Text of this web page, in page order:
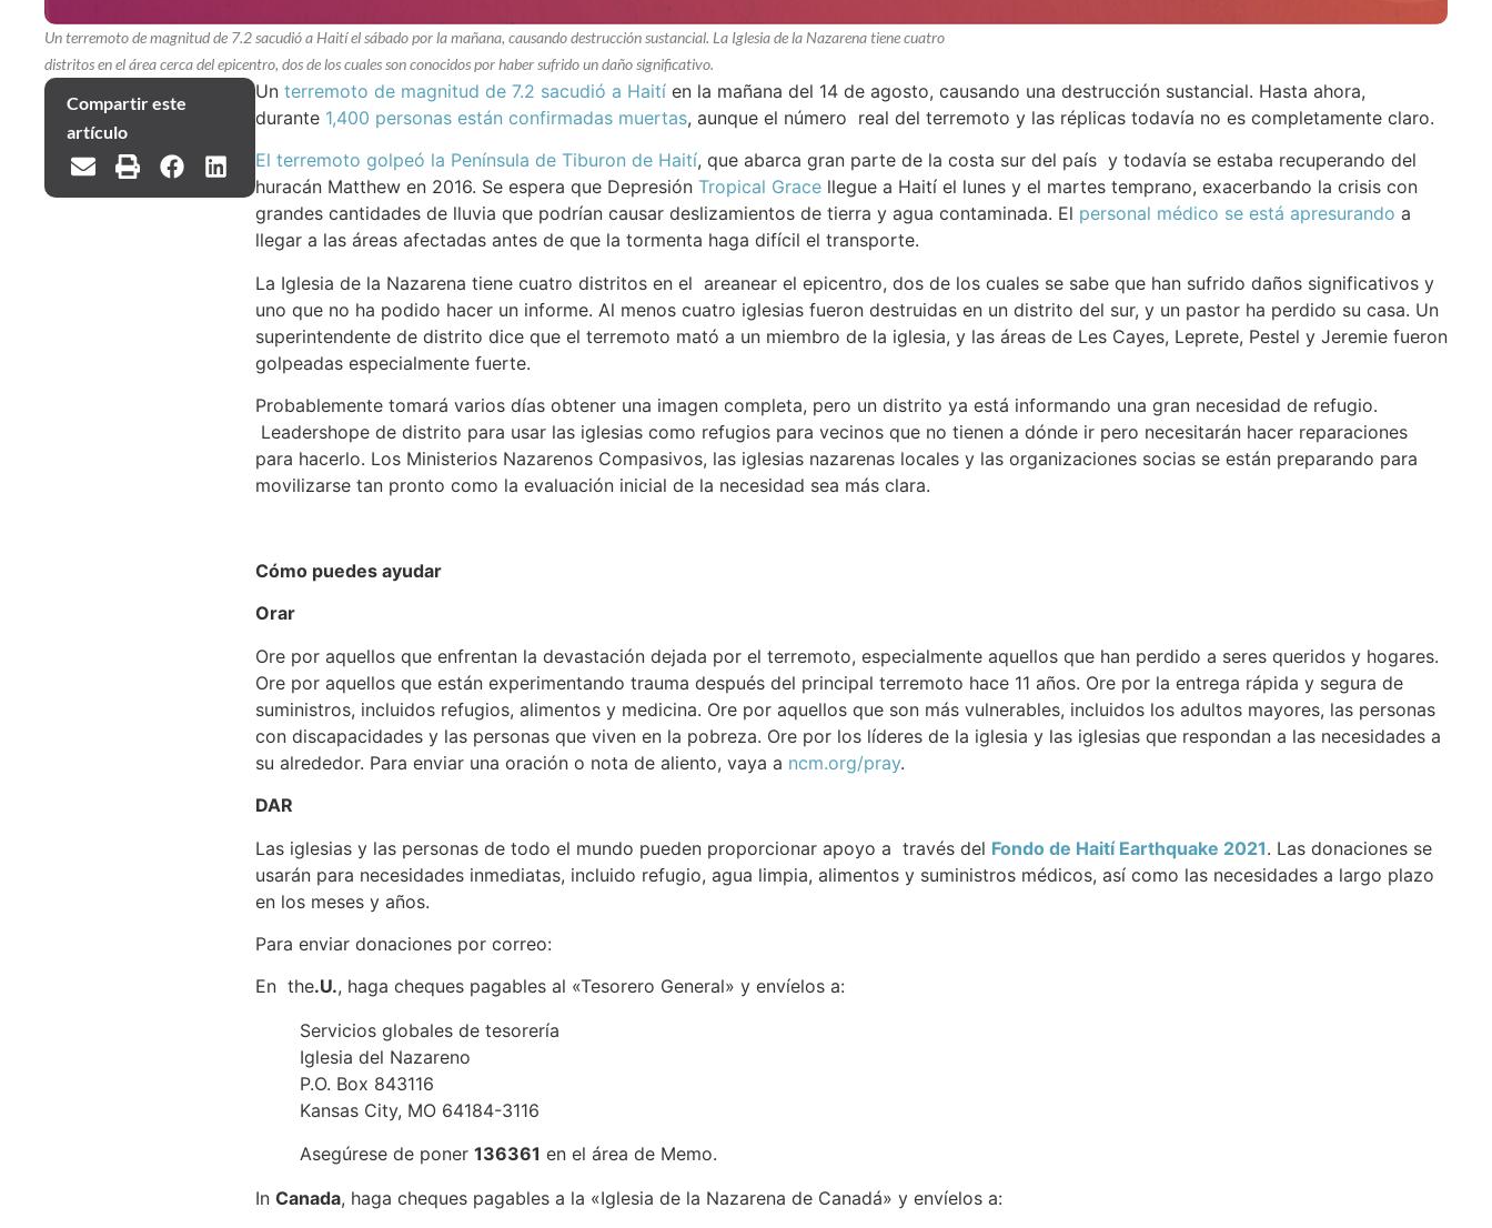
Un terremoto de magnitud de 7.2 sacudió a Haití el sábado por la mañana, causando destrucción sustancial. La Iglesia de la Nazarena tiene cuatro
distritos en el área cerca del epicentro, dos de los cuales son conocidos por haber sufrido un daño significativo.
Compartir este
artículo
Un terremoto de magnitud de 7.2 sacudió a Haitíen la mañana del 14 de agosto, causando una destrucción sustancial. Hasta ahora,
durante 1,400 personas están confirmadas muertas, aunque el número real del terremoto y las réplicas todavía no es completamente claro.
El terremoto golpeó la Península de Tiburon de Haití, que abarca gran parte de la costa sur del país y todavía se estaba recuperando del
huracán Matthew en 2016. Se espera que Depresión Tropical Gracellegue a Haití el lunes y el martes temprano, exacerbando la crisis con
grandes cantidades de lluvia que podrían causar deslizamientos de tierra y agua contaminada. El personal médico se está apresurando a
llegar a las áreas afectadas antes de que la tormenta haga difícil el transporte.
La Iglesia de la Nazarena tiene cuatro distritos en el areanear el epicentro, dos de los cuales se sabe que han sufrido daños significativos y
uno que no ha podido hacer un informe. Al menos cuatro iglesias fueron destruidas en un distrito del sur, y un pastor ha perdido su casa. Un
superintendente de distrito dice que el terremoto mató a un miembro de la iglesia, y las áreas de Les Cayes, Leprete, Pestel y Jeremie fueron
golpeadas especialmente fuerte.
Probablemente tomará varios días obtener una imagen completa, pero un distrito ya está informando una gran necesidad de refugio.
Leadershope de distrito para usar las iglesias como refugios para vecinos que no tienen a dónde ir pero necesitarán hacer reparaciones
para hacerlo. Los Ministerios Nazarenos Compasivos, las iglesias nazarenas locales y las organizaciones socias se están preparando para
movilizarse tan pronto como la evaluación inicial de la necesidad sea más clara.
Cómo puedes ayudar
Orar
Ore por aquellos que enfrentan la devastación dejada por el terremoto, especialmente aquellos que han perdido a seres queridos y hogares.
Ore por aquellos que están experimentando trauma después del principal terremoto hace 11 años. Ore por la entrega rápida y segura de
suministros, incluidos refugios, alimentos y medicina. Ore por aquellos que son más vulnerables, incluidos los adultos mayores, las personas
con discapacidades y las personas que viven en la pobreza. Ore por los líderes de la iglesia y las iglesias que respondan a las necesidades a
su alrededor. Para enviar una oración o nota de aliento, vaya a ncm.org/pray.
DAR
Las iglesias y las personas de todo el mundo pueden proporcionar apoyo a través del Fondo de Haití Earthquake 2021. Las donaciones se
usarán para necesidades inmediatas, incluido refugio, agua limpia, alimentos y suministros médicos, así como las necesidades a largo plazo
en los meses y años.
Para enviar donaciones por correo:
En the.U., haga cheques pagables al «Tesorero General» y envíelos a:
Servicios globales de tesorería
Iglesia del Nazareno
P.O. Box 843116
Kansas City, MO 64184-3116
Asegúrese de poner 136361 en el área de Memo.
In Canada, haga cheques pagables a la «Iglesia de la Nazarena de Canadá» y envíelos a: